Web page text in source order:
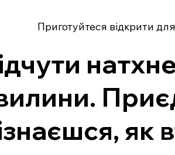
Приготуйтеся відкрити
як